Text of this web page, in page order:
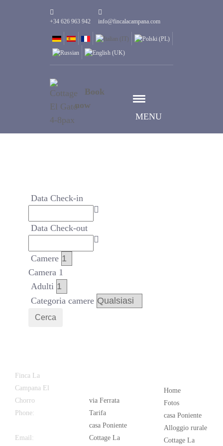
+34 626 963 942 info@fincalacampana.com
MENU
Book
now
Data Check-in
Data Check-out
Camere
Camera 1
Adulti
Categoria camere
Cerca
Finca La
Campana El
Chorro
Phone:
Email:
via Ferrata
Tarifa
casa Poniente
Cottage La
Home
Fotos
casa Poniente
Alloggio rurale
Cottage La